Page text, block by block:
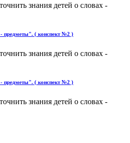
знания детей о словах -
- предметы". ( конспект №2 )
знания детей о словах -
- предметы". ( конспект №2 )
знания детей о словах -